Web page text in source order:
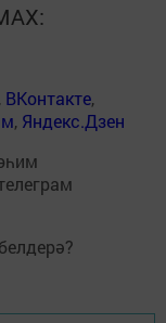
, ВКонтакте,
, Яндекс.Дзен